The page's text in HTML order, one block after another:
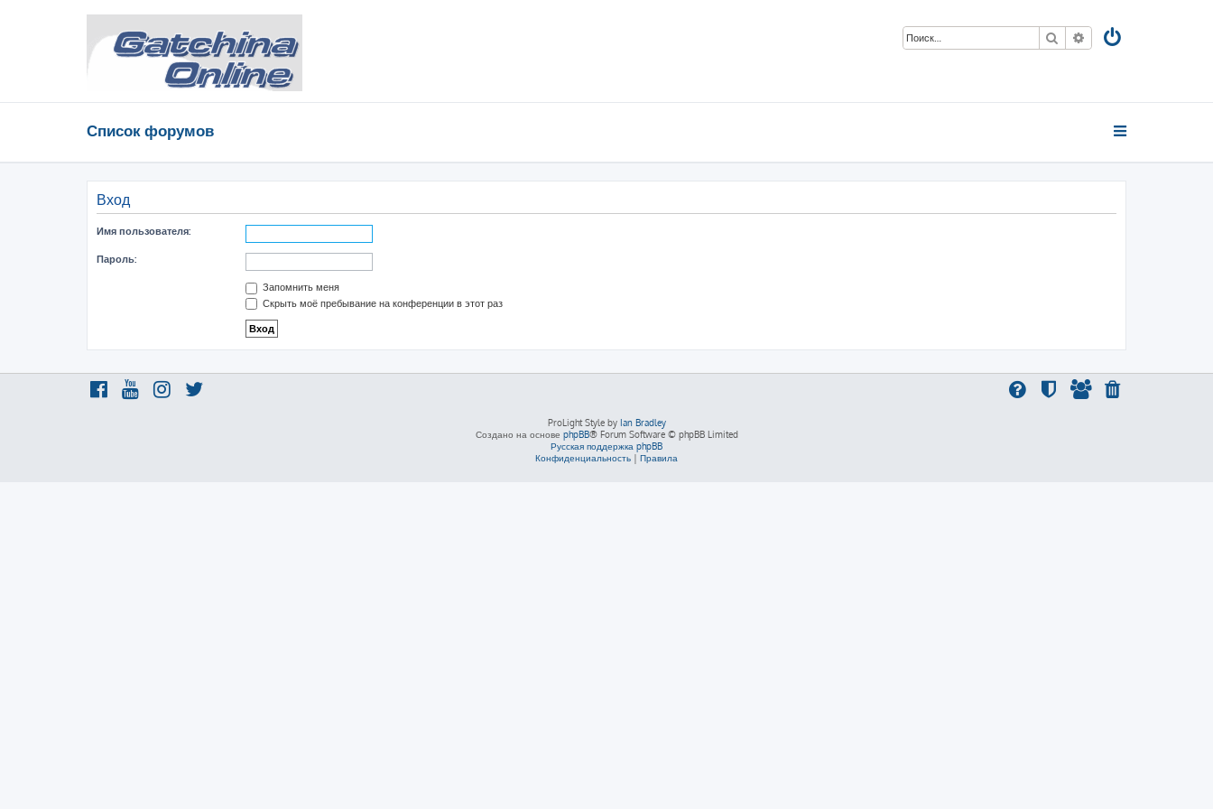
Поиск Расширенный поиск
Список форумов
Вход
Имя пользователя:
Пароль:
Запомнить меня
Скрыть моё пребывание на конференции в этот раз
ProLight Style by Ian Bradley
Создано на основе phpBB® Forum Software © phpBB Limited
Русская поддержка phpBB
Конфиденциальность | Правила